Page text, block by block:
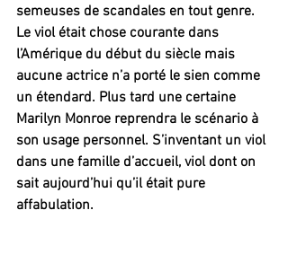
semeuses de scandales en tout genre.
Le viol était chose courante dans
l’Amérique du début du siècle mais
aucune actrice n’a porté le sien comme
un étendard. Plus tard une certaine
Marilyn Monroe reprendra le scénario à
son usage personnel. S’inventant un viol
dans une famille d’accueil, viol dont on
sait aujourd’hui qu’il était pure
affabulation.